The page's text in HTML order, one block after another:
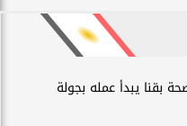
بقنا يبدأ عمله بجولة